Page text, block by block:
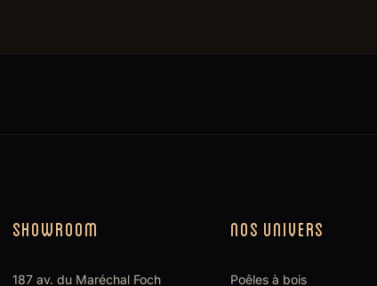
SHOWROOM
187 av. du Maréchal Foch
NOS UNIVERS
Poêles à bois